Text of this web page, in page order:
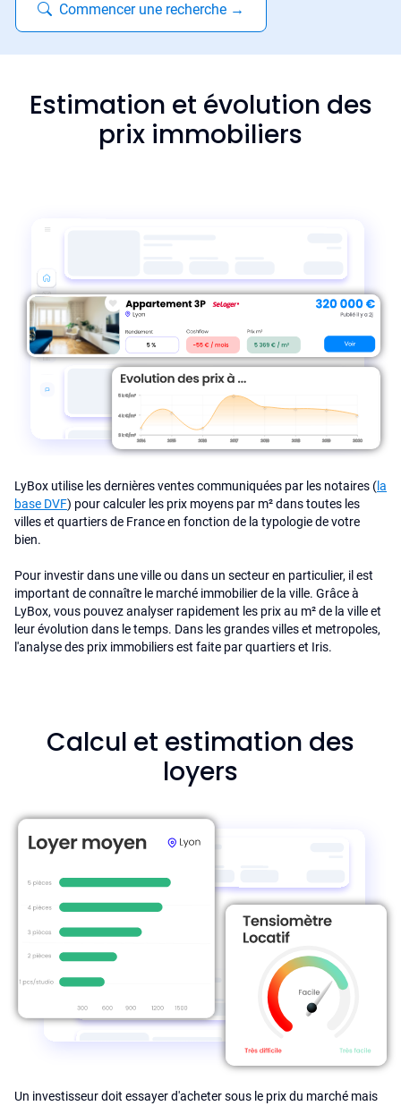
Commencer une recherche →
Estimation et évolution des
prix immobiliers
LyBox utilise les dernières ventes communiquées par les notaires (la
base DVF) pour calculer les prix moyens par m² dans toutes les
villes et quartiers de France en fonction de la typologie de votre
bien.
Pour investir dans une ville ou dans un secteur en particulier, il est
important de connaître le marché immobilier de la ville. Grâce à
LyBox, vous pouvez analyser rapidement les prix au m² de la ville et
leur évolution dans le temps. Dans les grandes villes et metropoles,
l'analyse des prix immobiliers est faite par quartiers et Iris.
Calcul et estimation des
loyers
Un investisseur doit essayer d'acheter sous le prix du marché mais